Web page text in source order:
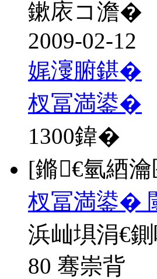
鏉庡コ澹�
2009-02-12
娓濅腑鍖�
杈冨満鍙�
1300鍏�
[鏅€氫綇瀹
杈冨満鍙�
浜屾埧涓€
80 骞崇背